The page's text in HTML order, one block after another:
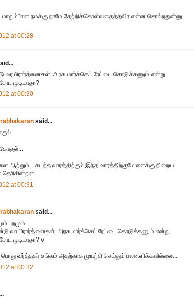
மாறும்"என நமக்கு நாமே தேற்றிக்கொள்வதைத்தவிர என்ன சொல்றதுன்னு
at 00:28
வர பிரார்த்னைகள். அரசு மார்க்கெட் ரேட்டை கொடுக்கணும் என்று
முடியாதா?
at 00:30
said...
ஆற்றும்... கடந்த வாரத்திற்கும் இந்த வாரத்திற்குமே எனக்கு நிறைய
தெரிகின்றன...
at 00:31
said...
புறமும்
வர பிரார்த்னைகள். அரசு மார்க்கெட் ரேட்டை கொடுக்கணும் என்று
முடியாதா? //
பொது வர்த்தகர் சங்கம் அதற்காக முயற்சி செய்தும் பலனளிக்கவில்லை...
at 00:32